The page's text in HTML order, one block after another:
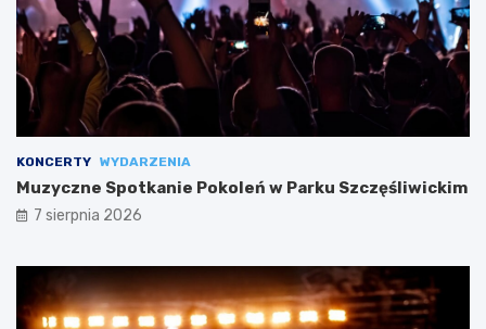
KONCERTY WYDARZENIA
Muzyczne Spotkanie Pokoleń w Parku Szczęśliwickim
7 sierpnia 2026